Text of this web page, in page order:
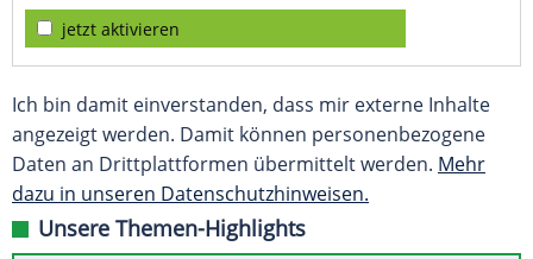
jetzt aktivieren
Ich bin damit einverstanden, dass mir externe Inhalte
angezeigt werden. Damit können personenbezogene
Daten an Drittplattformen übermittelt werden. Mehr
dazu in unseren Datenschutzhinweisen.
Unsere Themen-Highlights